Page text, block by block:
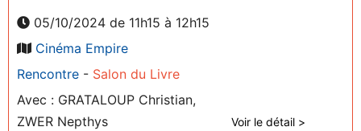
05/10/2024 de 11h15 à 12h15
Cinéma Empire
Rencontre - Salon du Livre
Avec : GRATALOUP Christian,
ZWER Nepthys
Voir le détail >